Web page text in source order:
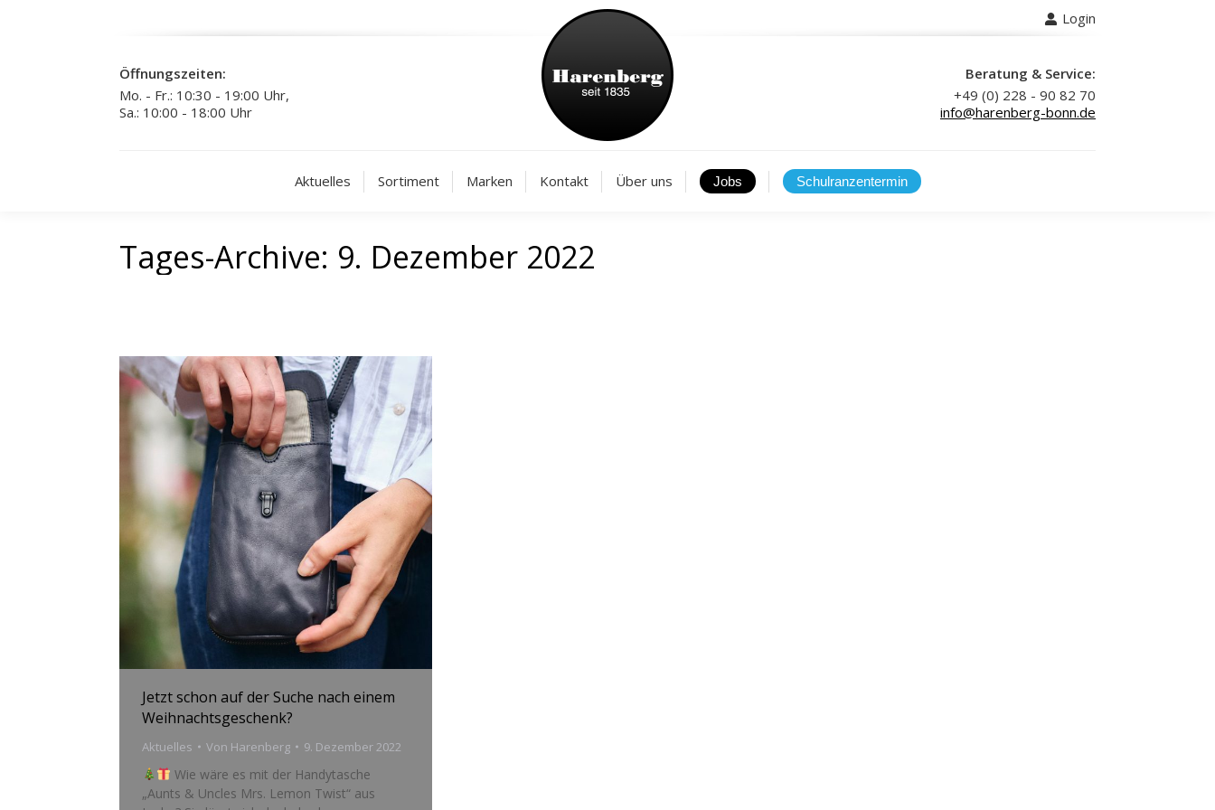
Login
Öffnungszeiten:
Mo. - Fr.: 10:30 - 19:00 Uhr,
Sa.: 10:00 - 18:00 Uhr
Beratung & Service:
+49 (0) 228 - 90 82 70
info@harenberg-bonn.de
Aktuelles Sortiment Marken Kontakt Über uns
Tages-Archive: 9. Dezember 2022
Jetzt schon auf der Suche nach einem
Weihnachtsgeschenk?
Aktuelles Von Harenberg 9. Dezember 2022
Wie wäre es mit der Handytasche
„Aunts & Uncles Mrs. Lemon Twist“ aus
Sortiment Marken